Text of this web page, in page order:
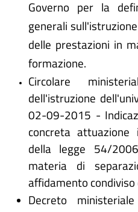
Governo per la
generali
delle prestazioni in
formazione.
Circolare
dell'istruzione
02-09-2015 -
concreta
della legge 54/
materia di
affidamento condiviso
Decreto